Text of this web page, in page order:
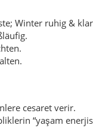
hâlâ